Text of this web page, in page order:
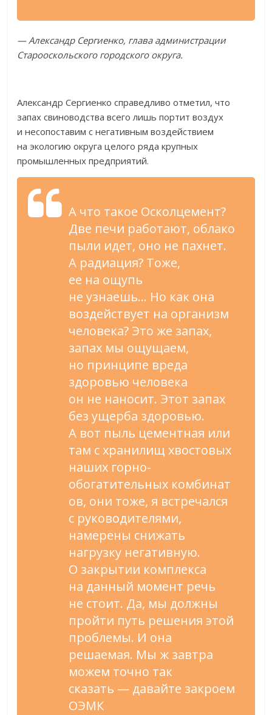
— Александр Сергиенко, глава администрации
Старооскольского городского округа.
Александр Сергиенко справедливо отметил, что
запах свиноводства всего лишь портит воздух
и несопоставим с негативным воздействием
на экологию округа целого ряда крупных
промышленных предприятий.
А что такое Осколцемент?
Две печи работают, облако
пыли идет, оно не пахнет.
А радиация? Тоже,
ее на ощупь
не узнаешь… Но как она
воздействует на организм
человека? Это же запах,
запах мы ощущаем,
но принципе вреда
здоровью человека
он не наносит. Этот запах
без ущерба здоровью.
А вот пыль цементная или
там с хранилищ хвостовых
наших горно-
обогатительных комбинат
ов, они тоже, я встречался
с руководителями,
намерены снижать
нагрузку негативную.
О закрытии комплекса
на данный момент речь
не стоит. Да, мы должны
пройти путь решения этой
проблемы. И она
решаемая. Мы ж завтра
можем точно так
сказать — давайте закроем
ОЭМК